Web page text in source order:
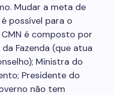
Mudar a meta de
possível para o
é composto por
Fazenda (que atua
Ministra do
Presidente do
não tem